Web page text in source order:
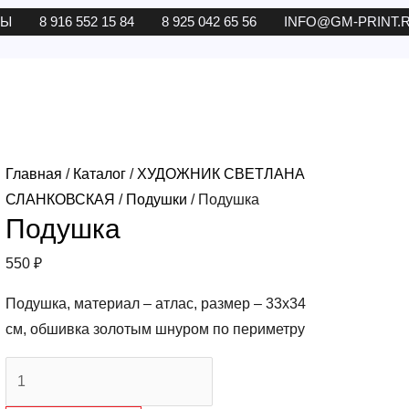
8 916 552 15 84 8 925 042 65 56 INFO@GM-
Главная / Каталог/ХУДОЖНИК СВЕТЛАНА
СЛАНКОВСКАЯ / Подушки / Подушка
Подушка
550 ₽
Подушка, материал – атлас, размер – 33х34
см, обшивка золотым шнуром по периметру